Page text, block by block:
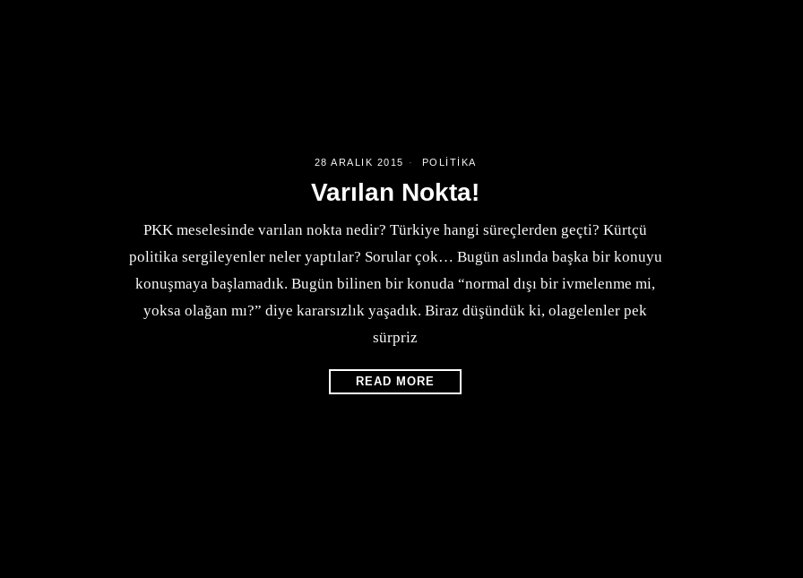
28 ARALIK 2015 POLITIKA
Varılan Nokta!
PKK meselesinde varılan nokta nedir? Türkiye hangi süreçlerden geçti? Kürtçü
politika sergileyenler neler yaptılar? Sorular çok… Bugün aslında başka bir konuyu
konuşmaya başlamadık. Bugün bilinen bir konuda “normal dışı bir ivmelenme mi,
yoksa olağan mı?” diye kararsızlık yaşadık. Biraz düşündük ki, olagelenler pek
sürpriz
READ MORE